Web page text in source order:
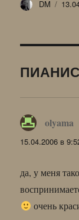
Автор
DM
olyama
15.04.2006 в
да, у меня
очень